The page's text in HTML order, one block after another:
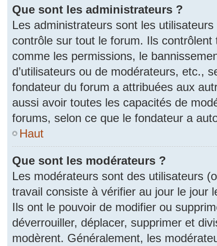
Que sont les administrateurs ?
Les administrateurs sont les
contrôle sur tout le forum. Ils
comme les permissions, le
d’utilisateurs ou de modérateurs, etc.,
fondateur du forum a attribuées aux
aussi avoir toutes les capacités de
forums, selon ce que le fondateur a
Haut
Que sont les modérateurs ?
Les modérateurs sont des utilisateurs
travail consiste à vérifier au jour le jour
Ils ont le pouvoir de modifier ou
déverrouiller, déplacer, supprimer et
modèrent. Généralement, les